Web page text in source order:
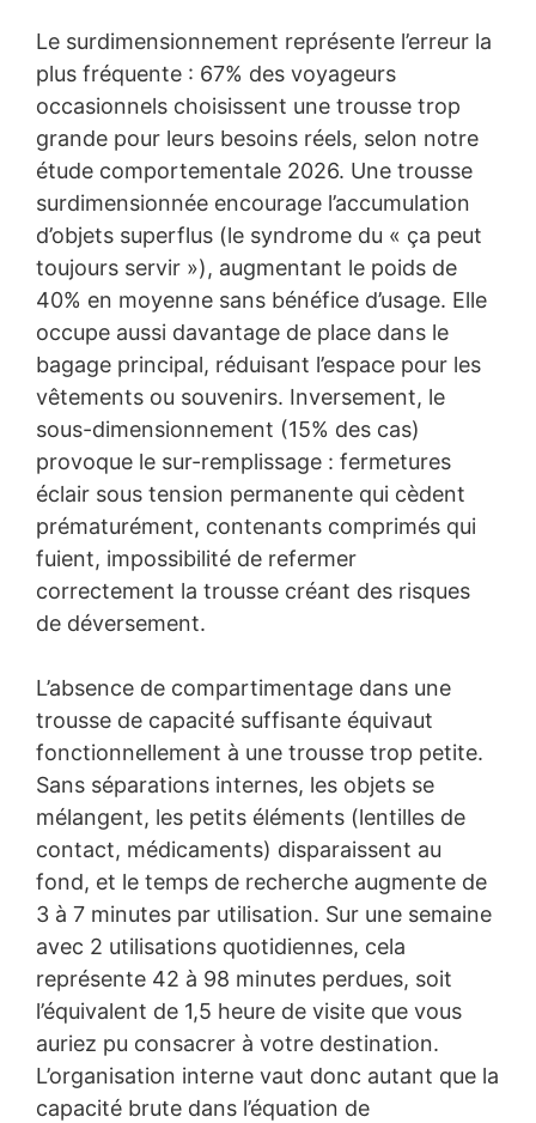
Le surdimensionnement représente l’erreur la
plus fréquente : 67% des voyageurs
occasionnels choisissent une trousse trop
grande pour leurs besoins réels, selon notre
étude comportementale 2026. Une trousse
surdimensionnée encourage l’accumulation
d’objets superflus (le syndrome du « ça peut
toujours servir »), augmentant le poids de
40% en moyenne sans bénéfice d’usage. Elle
occupe aussi davantage de place dans le
bagage principal, réduisant l’espace pour les
vêtements ou souvenirs. Inversement, le
sous-dimensionnement (15% des cas)
provoque le sur-remplissage : fermetures
éclair sous tension permanente qui cèdent
prématurément, contenants comprimés qui
fuient, impossibilité de refermer
correctement la trousse créant des risques
de déversement.
L’absence de compartimentage dans une
trousse de capacité suffisante équivaut
fonctionnellement à une trousse trop petite.
Sans séparations internes, les objets se
mélangent, les petits éléments (lentilles de
contact, médicaments) disparaissent au
fond, et le temps de recherche augmente de
3 à 7 minutes par utilisation. Sur une semaine
avec 2 utilisations quotidiennes, cela
représente 42 à 98 minutes perdues, soit
l’équivalent de 1,5 heure de visite que vous
auriez pu consacrer à votre destination.
L’organisation interne vaut donc autant que la
capacité brute dans l’équation de